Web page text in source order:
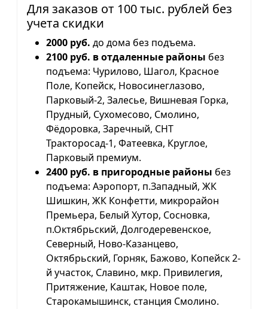
Для заказов от 100 тыс. рублей без
учета скидки
2000 руб. до дома без подъема.
2100 руб. в отдаленные районы без
подъема: Чурилово, Шагол, Красное
Поле, Копейск, Новосинеглазово,
Парковый-2, Залесье, Вишневая Горка,
Прудный, Сухомесово, Смолино,
Фёдоровка, Заречный, СНТ
Тракторосад-1, Фатеевка, Круглое,
Парковый премиум.
2400 руб. в пригородные районы без
подъема: Аэропорт, п.Западный, ЖК
Шишкин, ЖК Конфетти, микрорайон
Премьера, Белый Хутор, Сосновка,
п.Октябрьский, Долгодеревенское,
Северный, Ново-Казанцево,
Октябрьский, Горняк, Бажово, Копейск 2-
й участок, Славино, мкр. Привилегия,
Притяжение, Каштак, Новое поле,
Старокамышинск, станция Смолино.